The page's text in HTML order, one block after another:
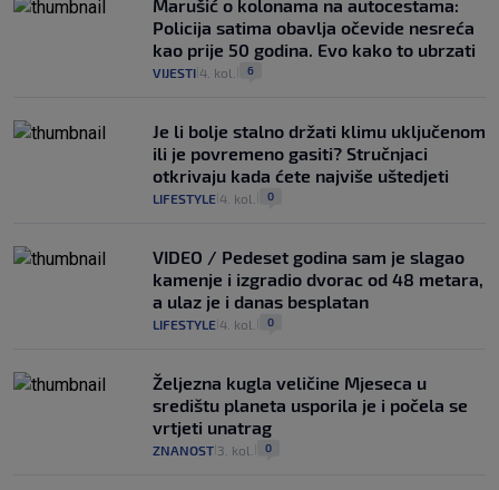
Marušić o kolonama na autocestama:
Policija satima obavlja očevide nesreća
kao prije 50 godina. Evo kako to ubrzati
VIJESTI 4. kol. 6
Je li bolje stalno držati klimu uključenom
ili je povremeno gasiti? Stručnjaci
otkrivaju kada ćete najviše uštedjeti
LIFESTYLE 4. kol. 0
VIDEO / Pedeset godina sam je slagao
kamenje i izgradio dvorac od 48 metara,
a ulaz je i danas besplatan
LIFESTYLE 4. kol. 0
Željezna kugla veličine Mjeseca u
središtu planeta usporila je i počela se
vrtjeti unatrag
ZNANOST 3. kol. 0